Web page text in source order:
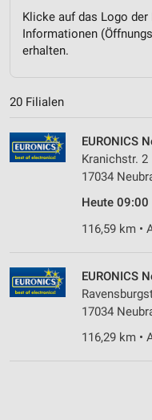
Klicke auf das Logo
Informationen
erhalten.
20 Filialen
EURONICS
Kranichstr. 2
17034
Heute 09:00
116,59 km •
EURONICS
17034
116,29 km •